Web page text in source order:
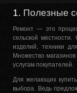
1. Полезные
Ремонт — это
сельской
изделий, техники
Множество
услугам покупателей.
Для желающих
выбора. Ведь